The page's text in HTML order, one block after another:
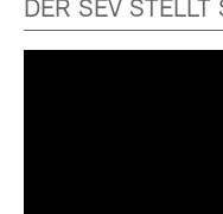
DER SEV STELLT